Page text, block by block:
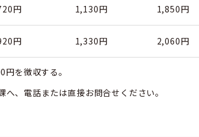
円 1,130円 1,850円
円 1,330円 2,060円
を徴収する。
、電話または直接お問合せください。